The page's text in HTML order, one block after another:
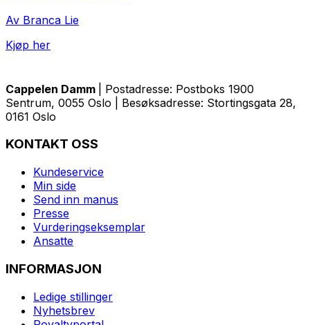
Av Branca Lie
Kjøp her
Cappelen Damm
| Postadresse: Postboks 1900
Sentrum, 0055 Oslo | Besøksadresse: Stortingsgata 28,
0161 Oslo
KONTAKT OSS
Kundeservice
Min side
Send inn manus
Presse
Vurderingseksemplar
Ansatte
INFORMASJON
Ledige stillinger
Nyhetsbrev